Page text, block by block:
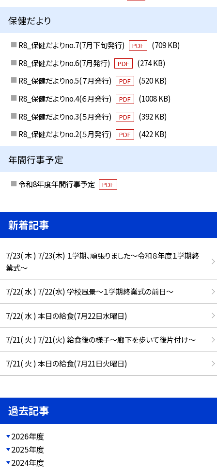
保健だより
R8_保健だよりno.7(7月下旬発行) PDF
(709 KB)
R8_保健だよりno.6(7月発行)
PDF
(274 KB)
R8_保健だよりno.5(７月発行)
PDF
(520 KB)
R8_保健だよりno.4(６月発行)
PDF
(1008 KB)
R8_保健だよりno.3(５月発行)
PDF
(392 KB)
R8_保健だよりno.2(５月発行)
PDF (422 KB)
年間行事予定
令和8年度年間行事予定 PDF
新着記事
7/23( 木 ) 7/23(木) １学期、頑張りました〜令和８年度１学期終
業式〜
7/22( 水 ) 7/22(水) 学校風景〜１学期終業式の前日〜
7/22( 水 ) 本日の給食(7月22日水曜日)
7/21( 火 ) 7/21(火) 給食後の様子～廊下を歩いて後片付け～
7/21( 火 ) 本日の給食(7月21日火曜日)
過去記事
2026年度
2025年度
2024年度